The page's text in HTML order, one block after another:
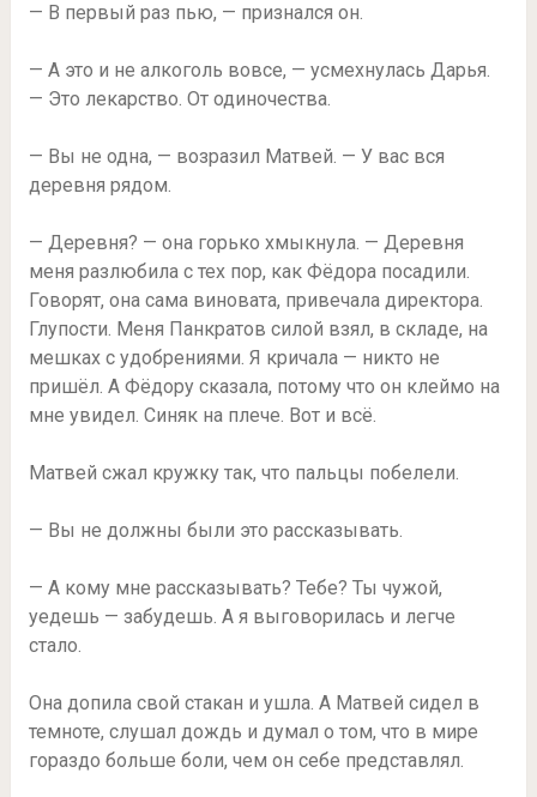
— В первый раз пью, — признался он.
— А это и не алкоголь вовсе, — усмехнулась Дарья.
— Это лекарство. От одиночества.
— Вы не одна, — возразил Матвей. — У вас вся
деревня рядом.
— Деревня? — она горько хмыкнула. — Деревня
меня разлюбила с тех пор, как Фёдора посадили.
Говорят, она сама виновата, привечала директора.
Глупости. Меня Панкратов силой взял, в складе, на
мешках с удобрениями. Я кричала — никто не
пришёл. А Фёдору сказала, потому что он клеймо на
мне увидел. Синяк на плече. Вот и всё.
Матвей сжал кружку так, что пальцы побелели.
— Вы не должны были это рассказывать.
— А кому мне рассказывать? Тебе? Ты чужой,
уедешь — забудешь. А я выговорилась и легче
стало.
Она допила свой стакан и ушла. А Матвей сидел в
темноте, слушал дождь и думал о том, что в мире
гораздо больше боли, чем он себе представлял.